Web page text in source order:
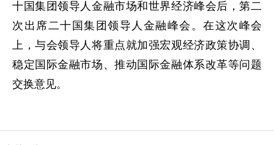
十国集团领导人金融市场和世界经济峰会后，第二
次出席二十国集团领导人金融峰会。在这次峰会
上，与会领导人将重点就加强宏观经济政策协调、
稳定国际金融市场、推动国际金融体系改革等问题
交换意见。